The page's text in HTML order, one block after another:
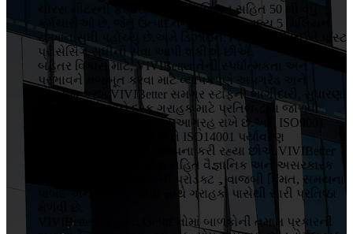
ચોરસ મીટરની ફેક્ટરીમાં 5 ટેકનિશિયન સહિત 50 થી વધુ
કર્મચારીઓ છે, જેનું ઉત્પાદનનું વાર્ષિક કુલ મૂલ્ય 5 મિલિયન
યુઆન સુધી પહોંચ્યું છે.અમે ડિઝાઇન, પ્રિન્ટિંગથી લઈને પોસ્ટ
પ્રોસેસિંગ સુધીની સેવા આપી શકીએ છીએ.
બહેતર વિકાસ માટે, VIVIBetter તેની સ્પર્ધાત્મકતા અને
પ્રભાવને મજબૂત કરવા માટે વ્યાપકપણે અપગ્રેડ અને
સુધારણા કરશે.VIVIBetter સમગ્ર સ્ટાફની ભાગીદારી, સુધારણા
ટકાવી રાખવા અને દરેક ગ્રાહક માટે પ્રતિબદ્ધતા જાળવી
રાખવાની ગુણવત્તા નીતિ પર આગ્રહ રાખે છે.અમે ISO9001
ગુણવત્તા ખાતરી સિસ્ટમ અને ISO14001 પર્યાવરણ
વ્યવસ્થાપન સિસ્ટમની સ્થાપના કરી રહ્યા છીએ.VIVIBetter
એ OEM અને ODM સેવા સહિત વૈજ્ઞાનિક અને અસરકારક
સંચાલન, ઉચ્ચ ગુણવત્તાની પ્રોડક્ટ，વાજબી કિંમત, સમયના
પાબંદ અને કાર્યક્ષમ સેવા સાથે ગ્રાહકો પાસેથી સારી પ્રતિષ્ઠા
VIVIBetter માં મુખ્ય ઉત્પાદનોમાં બાળકોની તમામ પ્રકારની